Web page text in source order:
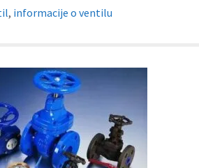
, informacije o ventilu